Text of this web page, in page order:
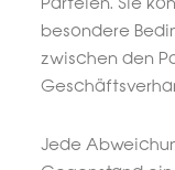
besondere
zwischen den
Jede